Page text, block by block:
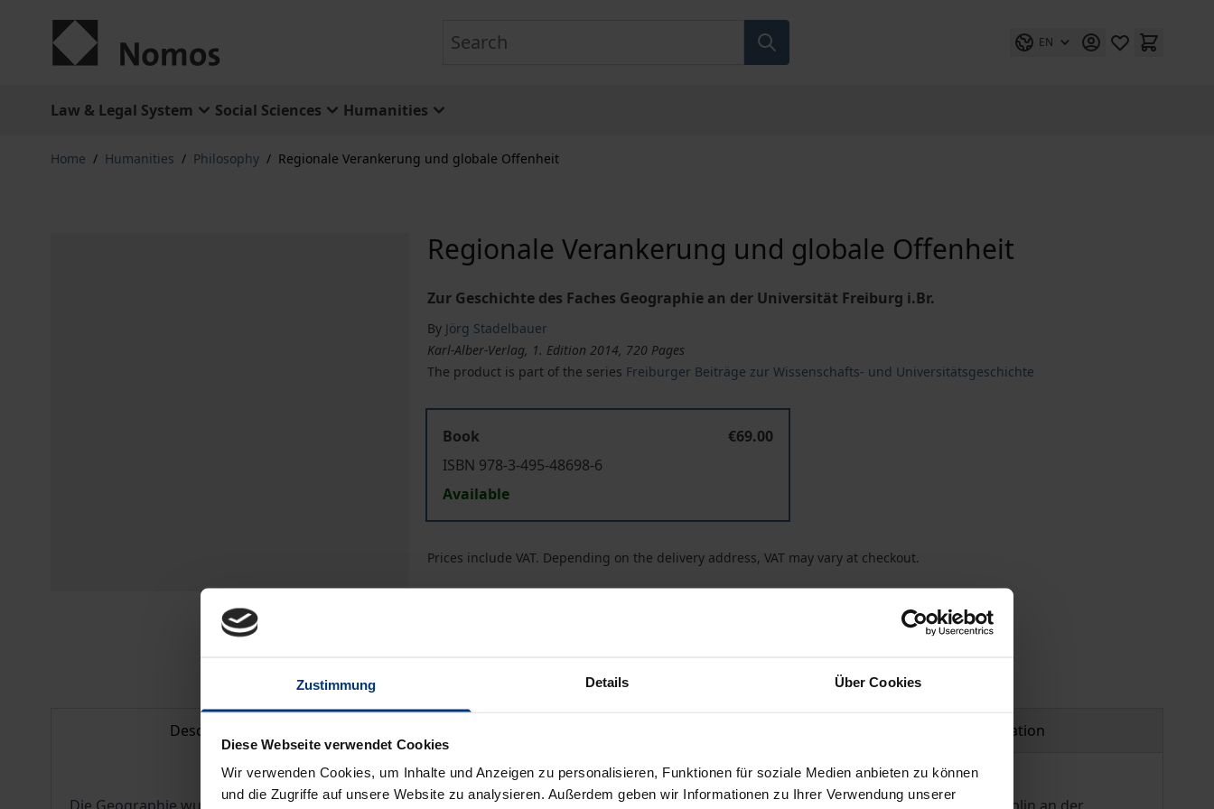
Zustimmung Details Über Cookies
Diese Webseite verwendet Cookies
Wir verwenden Cookies, um Inhalte und Anzeigen zu personalisieren, Funktionen für soziale Medien anbieten zu können
und die Zugriffe auf unsere Website zu analysieren. Außerdem geben wir Informationen zu Ihrer Verwendung unserer
EN
Law & Legal System Social Sciences Humanities
Home / Humanities / Philosophy / Regionale Verankerung und globale Offenheit
Regionale Verankerung und globale Offenheit
Zur Geschichte des Faches Geographie an der Universität Freiburg i.Br.
By Jörg Stadelbauer
Karl-Alber-Verlag, 1. Edition 2014, 720 Pages
The product is part of the series Freiburger Beiträge zur Wissenschafts- und Universitätsgeschichte
Book
€69.00
ISBN 978-3-495-48698-6
Available
Prices include VAT. Depending on the delivery address, VAT may vary at checkout.
Description Product safety information